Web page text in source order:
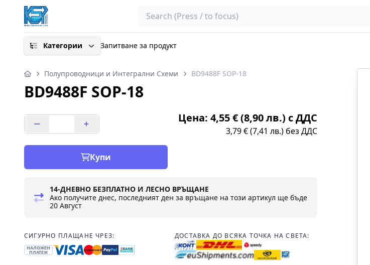
Search
Категории Запитване за продукт
Полупроводници и Интегрални Схеми BD9488F SOP-18
BD9488F SOP-18
Цена: 4,55 € (8,90 лв.) с ДДС
3,79 € (7,41 лв.) без ДДС
Купи
14-ДНЕВНО БЕЗПЛАТНО И ЛЕСНО ВРЪЩАНЕ
Ако получите днес, последният ден за връщане на този артикул ще бъде
20 Август
СИГУРНО ПЛАЩАНЕ ЧРЕЗ:
НАЛОЖЕН
ПЛАТЕЖ
ДОСТАВКА ДО ВСЯКА ТОЧКА НА СВЕТА: